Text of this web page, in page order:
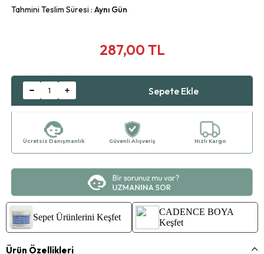
Tahmini Teslim Süresi : Aynı Gün
287,00 TL
Ücretsiz Danışmanlık Güvenli Alışveriş Hızlı Kargo
Sepet Ürünlerini Keşfet
CADENCE BOYA
Keşfet
Ürün Özellikleri